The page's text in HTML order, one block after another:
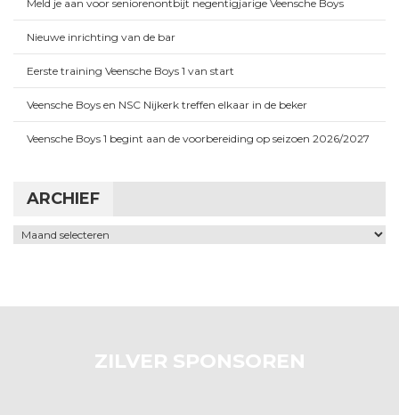
Meld je aan voor seniorenontbijt negentigjarige Veensche Boys
Nieuwe inrichting van de bar
Eerste training Veensche Boys 1 van start
Veensche Boys en NSC Nijkerk treffen elkaar in de beker
Veensche Boys 1 begint aan de voorbereiding op seizoen 2026/2027
ARCHIEF
Archief
ZILVER SPONSOREN